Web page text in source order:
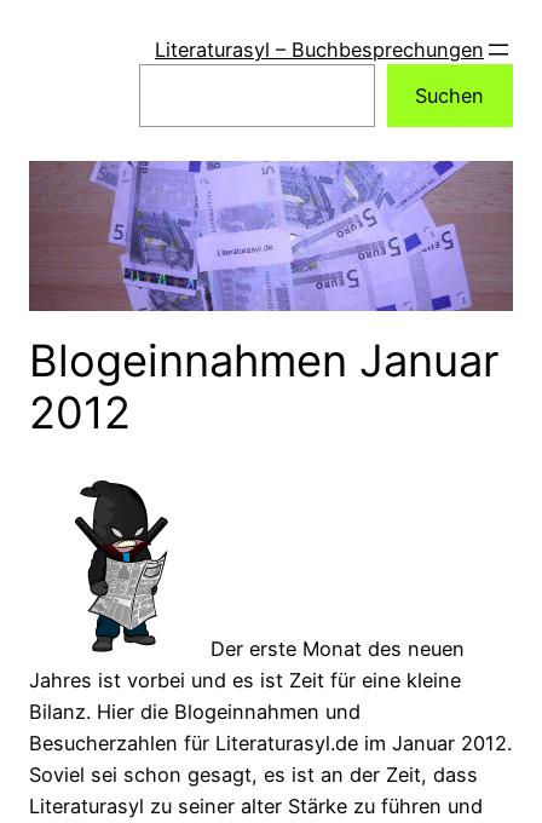
Literaturasyl – Buchbesprechungen
Suchen
Blogeinnahmen Januar
2012
Der erste Monat des neuen
Jahres ist vorbei und es ist Zeit für eine kleine
Bilanz. Hier die Blogeinnahmen und
Besucherzahlen für Literaturasyl.de im Januar 2012.
Soviel sei schon gesagt, es ist an der Zeit, dass
Literaturasyl zu seiner alter Stärke zu führen und